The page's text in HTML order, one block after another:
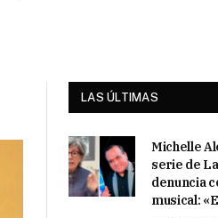
LAS ÚLTIMAS
Michelle
serie de
denuncia
musical: